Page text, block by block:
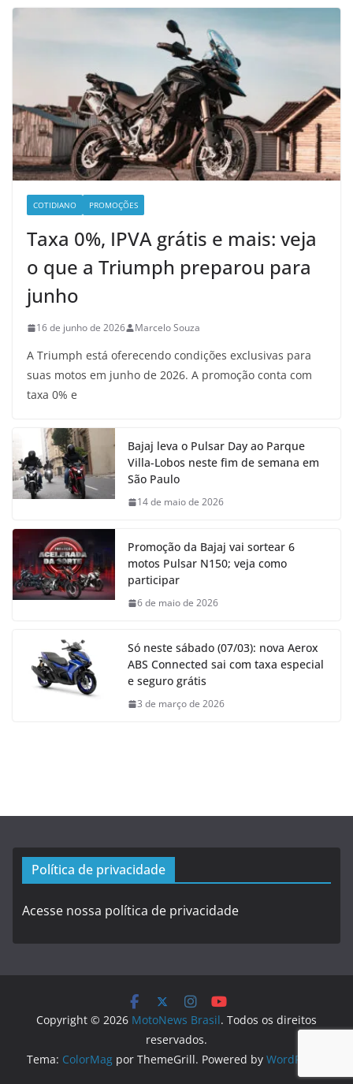
COTIDIANO PROMOÇÕES
Taxa 0%, IPVA grátis e mais: veja
o que a Triumph preparou para
junho
16 de junho de 2026 Marcelo Souza
A Triumph está oferecendo condições exclusivas para
suas motos em junho de 2026. A promoção conta com
taxa 0% e
Bajaj leva o Pulsar Day ao Parque
Villa-Lobos neste fim de semana em
São Paulo
14 de maio de 2026
Promoção da Bajaj vai sortear 6
motos Pulsar N150; veja como
participar
6 de maio de 2026
Só neste sábado (07/03): nova Aerox
ABS Connected sai com taxa especial
e seguro grátis
3 de março de 2026
Política de privacidade
Acesse nossa política de privacidade
Copyright © 2026 MotoNews Brasil. Todos os direitos
reservados.
Tema: ColorMag por ThemeGrill. Powered by WordPress